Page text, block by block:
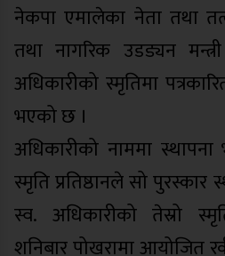
नेकपा एमालेका नेता तथा
तथा नागरिक उडड्यन मन्त्री
अधिकारीको स्मृतिमा
भएको छ ।
अधिकारीको नाममा स्थापना
स्मृति प्रतिष्ठानले सो पुरस्कार
स्व. अधिकारीको तेस्रो
शनिबार पोखरामा आयोजित